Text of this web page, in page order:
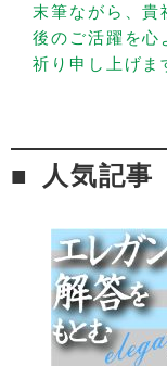
末筆ながら、貴
後のご活躍を心
祈り申し上げま
人気記事